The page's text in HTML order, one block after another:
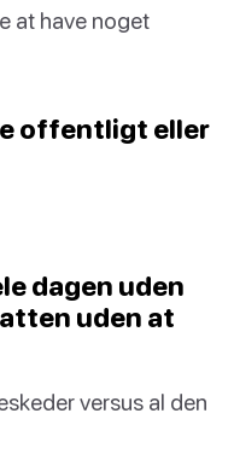
at have noget
offentligt eller
dagen uden
uden at
versus al den